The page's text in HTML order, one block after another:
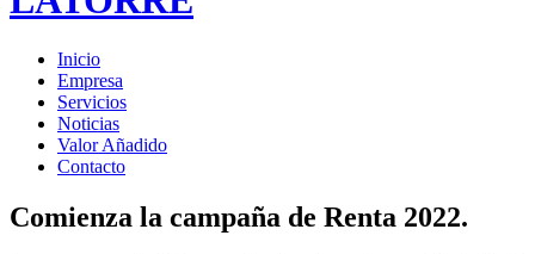
Inicio
Empresa
Servicios
Noticias
Valor Añadido
Contacto
Comienza la campaña de Renta 2022.